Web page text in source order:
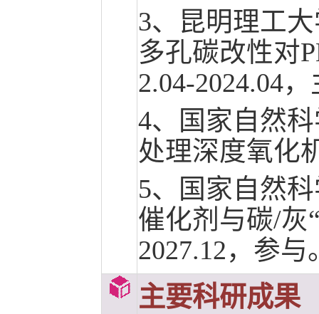
3、昆明理工
多孔碳改性对
2.04-2024.04
4、国家自然
处理深度氧化
5、国家自然
催化剂与碳/灰
2027.12，参与
主要科研成果